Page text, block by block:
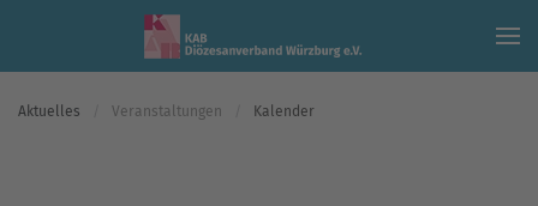
Skip to main content
Aktuelles Veranstaltungen Kalender